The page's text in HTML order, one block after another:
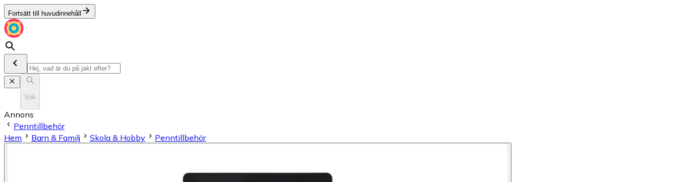
Fortsätt till huvudinnehåll
Sök
Annons
Penntillbehör
Hem
Barn & Familj Skola & Hobby Penntillbehör